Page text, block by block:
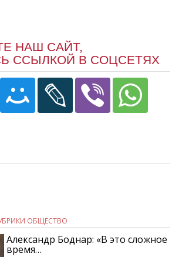
НАШ САЙТ,
ССЫЛКОЙ В СОЦСЕТЯХ
ОБЩЕСТВО
Александр Боднар: «В это сложное
время…